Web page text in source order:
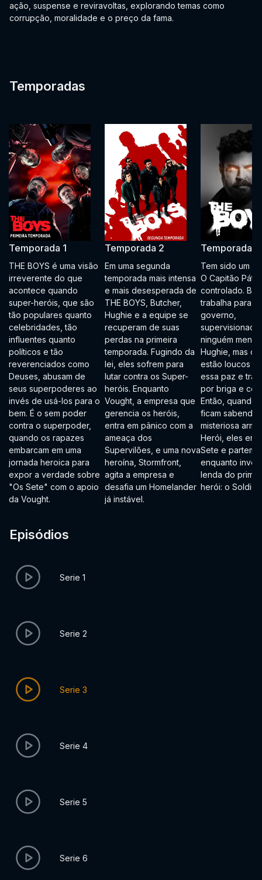
ação, suspense e reviravoltas, explorando temas como
corrupção, moralidade e o preço da fama.
Temporadas
Temporada 1
THE BOYS é uma visão
irreverente do que
acontece quando
super-heróis, que são
tão populares quanto
celebridades, tão
influentes quanto
políticos e tão
reverenciados como
Deuses, abusam de
seus superpoderes ao
invés de usá-los para o
bem. É o sem poder
contra o superpoder,
quando os rapazes
embarcam em uma
jornada heroica para
expor a verdade sobre
"Os Sete" com o apoio
da Vought.
Temporada 2
Em uma segunda
temporada mais intensa
e mais desesperada de
THE BOYS, Butcher,
Hughie e a equipe se
recuperam de suas
perdas na primeira
temporada. Fugindo da
lei, eles sofrem para
lutar contra os Super-
heróis. Enquanto
Vought, a empresa que
gerencia os heróis,
entra em pânico com a
ameaça dos
Supervilões, e uma nova
heroína, Stormfront,
agita a empresa e
desafia um Homelander
já instável.
Temporada 3
Tem sido um
O Capitão
controlado.
trabalha para o
governo,
ninguém
Hughie, mas
estão loucos
essa paz e
por briga e
Então, quando
ficam sabendo
misteriosa
Herói, eles
Sete e partem
enquanto
lenda do
herói: o Soldier
Episódios
Serie 1
Serie 2
Serie 3
Serie 4
Serie 5
Serie 6